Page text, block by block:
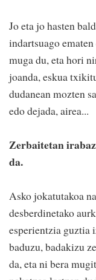
Jo eta jo hasten
indartsuago
muga du, eta hori
joanda, eskua
dudanean mozten
edo dejada, airea...
Zerbaitetan
da.
Asko jokatutakoa
desberdinetako
esperientzia guztia
baduzu, badakizu
da, eta ni bera